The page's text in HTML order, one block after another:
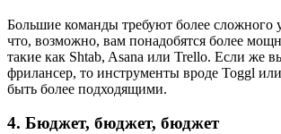
Большие команды требуют более сложного
что, возможно, вам понадобятся более
такие как Shtab, Asana или Trello. Если же
фрилансер, то инструменты вроде Toggl
быть более подходящими.
4. Бюджет, бюджет, бюджет